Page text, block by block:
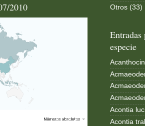
2010
Otros (33)
especie
Acontia
Acontia